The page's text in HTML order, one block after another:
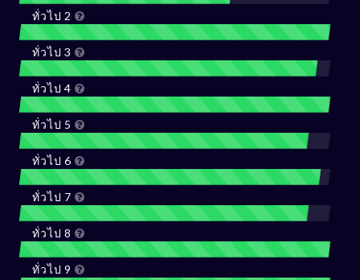
ทั่วไป 2
ทั่วไป 3
ทั่วไป 4
ทั่วไป 5
ทั่วไป 6
ทั่วไป 7
ทั่วไป 8
ทั่วไป 9